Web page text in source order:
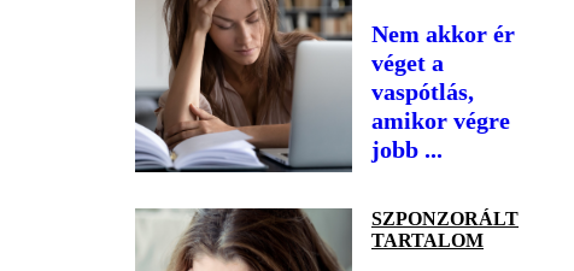
Nem akkor ér
véget a
vaspótlás,
amikor végre
jobb ...
SZPONZORÁLT
TARTALOM